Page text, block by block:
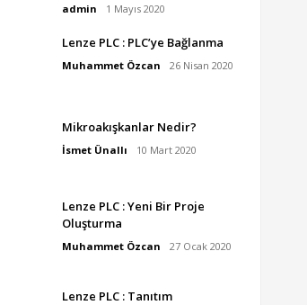
admin 1 Mayıs 2020
Lenze PLC : PLC’ye Bağlanma
Muhammet Özcan 26 Nisan 2020
Mikroakışkanlar Nedir?
İsmet Ünallı 10 Mart 2020
Lenze PLC : Yeni Bir Proje
Oluşturma
Muhammet Özcan 27 Ocak 2020
Lenze PLC : Tanıtım